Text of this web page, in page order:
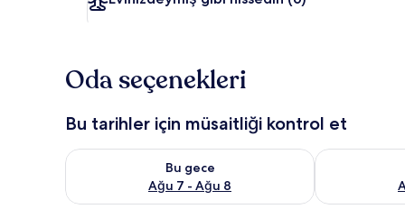
Oda seçenekleri
Bu tarihler için müsaitliği kontrol et
Bu gece
Ağu 7 - Ağu 8
Bu gece için müsaitliği kontrol et Ağu 7 - Ağu 8
Yarın için